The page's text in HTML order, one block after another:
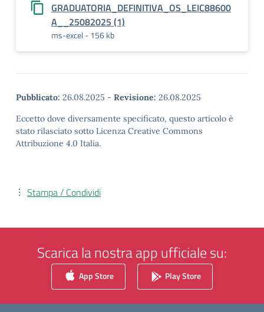
GRADUATORIA_DEFINITIVA_OS_LEIC88600
A__25082025 (1)
ms-excel - 156 kb
Pubblicato: 26.08.2025 - Revisione: 26.08.2025
Eccetto dove diversamente specificato, questo articolo è
stato rilasciato sotto Licenza Creative Commons
Attribuzione 4.0 Italia.
Stampa / Condividi
Scarica la nostra app ufficiale su:
App Store Play Store